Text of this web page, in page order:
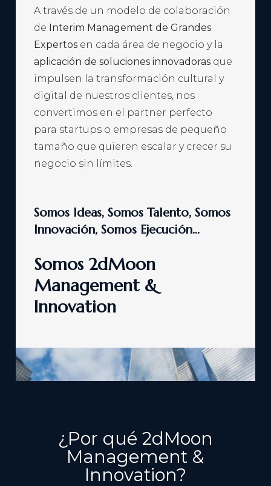
A través de un modelo de colaboración
de Interim Management de Grandes
Expertos en cada área de negocio y la
aplicación de soluciones innovadoras que
impulsen la transformación cultural y
digital de nuestros clientes, nos
convertimos en el partner perfecto
para startups o empresas de pequeño
tamaño que quieren escalar y crecer su
negocio sin límites.
Somos Ideas, Somos Talento, Somos
Innovación, Somos Ejecución…
Somos 2dMoon
Management &
Innovation
¿Por qué 2dMoon
Management &
Innovation?